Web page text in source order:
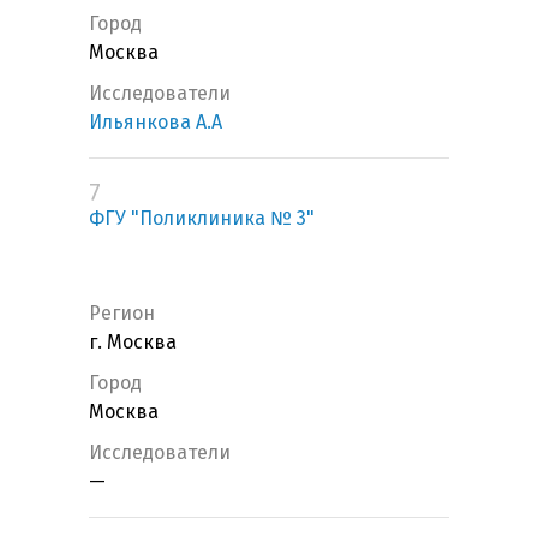
Город
Москва
Исследователи
Ильянкова А.А
7
ФГУ "Поликлиника № 3"
Регион
г. Москва
Город
Москва
Исследователи
—